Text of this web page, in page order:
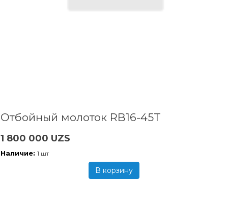
Отбойный молоток RB16-45T
1 800 000 UZS
Наличие: 1 шт
В корзину